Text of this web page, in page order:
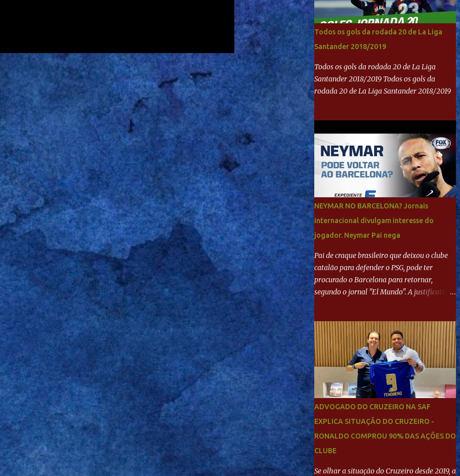
Todos os gols da rodada 20 de La Liga
Santander 2018/2019
Todos os gols da rodada 20 de La Liga
Santander 2018/2019 Todos os gols da
rodada 20 de La Liga Santander 2018/2019
NEYMAR NO BARCELONA? Jornais
internacional divulgam interesse do
jogador. Neymar Pai nega
Pai de craque brasileiro que deixou o clube
catalão para defender o PSG, pode ter
procurado o Barcelona para retornar,
segundo o jornal "El Mundo". A justificativa
"Mundo Deportivo", o empresário, Neymar
Pai, negou NEYMAR NO BARCELONA?
Jornais internacional divulgam interesse do
jogador. Neymar Pai nega
ADVOGADO DO CRUZEIRO NA SAF
EXPLICA SITUAÇÃO DO CRUZEIRO -
RONALDO COMPROU 90% DAS AÇÕES DO
CLUBE
Se olhar a situação do Cruzeiro desde 2019, a